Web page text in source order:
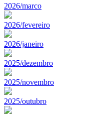
2026/marco
2026/fevereiro
2026/janeiro
2025/dezembro
2025/novembro
2025/outubro